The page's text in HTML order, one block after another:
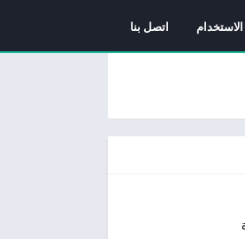
الاستخدام اتصل بنا